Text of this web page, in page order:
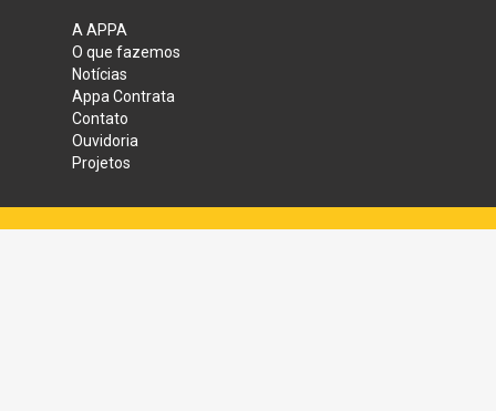
A APPA
O que fazemos
Notícias
Appa Contrata
Contato
Ouvidoria
Projetos